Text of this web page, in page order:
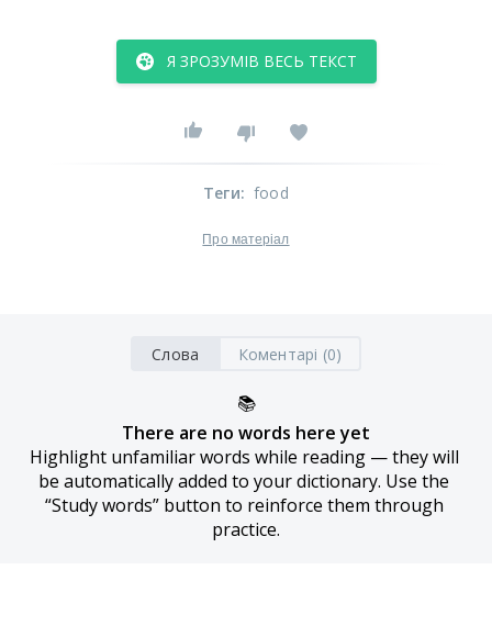
Я ЗРОЗУМІВ ВЕСЬ ТЕКСТ
Теги: food
Про матеріал
Слова Коментарі (0)
📚
There are no words here yet
Highlight unfamiliar words while reading — they will
be automatically added to your dictionary. Use the
“Study words” button to reinforce them through
practice.